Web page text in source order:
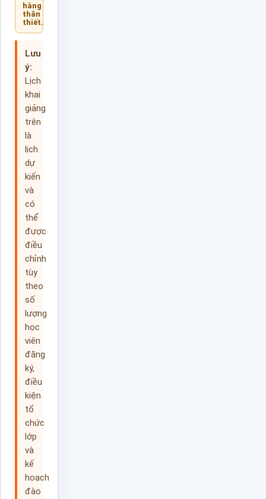
hàng
thân
thiết.
Lưu
ý:
Lịch
khai
giảng
trên
là
lịch
dự
kiến
và
có
thể
được
điều
chỉnh
tùy
theo
số
lượng
học
viên
đăng
ký,
điều
kiện
tổ
chức
lớp
và
kế
hoạch
đào